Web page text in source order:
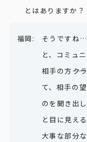
とはありますか？
そうですね
と、コミュ
相手の方――
て、相手の
のを聞き出
と目に見え
大事な部分な